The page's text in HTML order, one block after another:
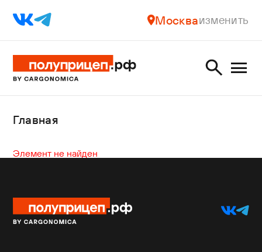
Москваизменить
Главная
Элемент не найден